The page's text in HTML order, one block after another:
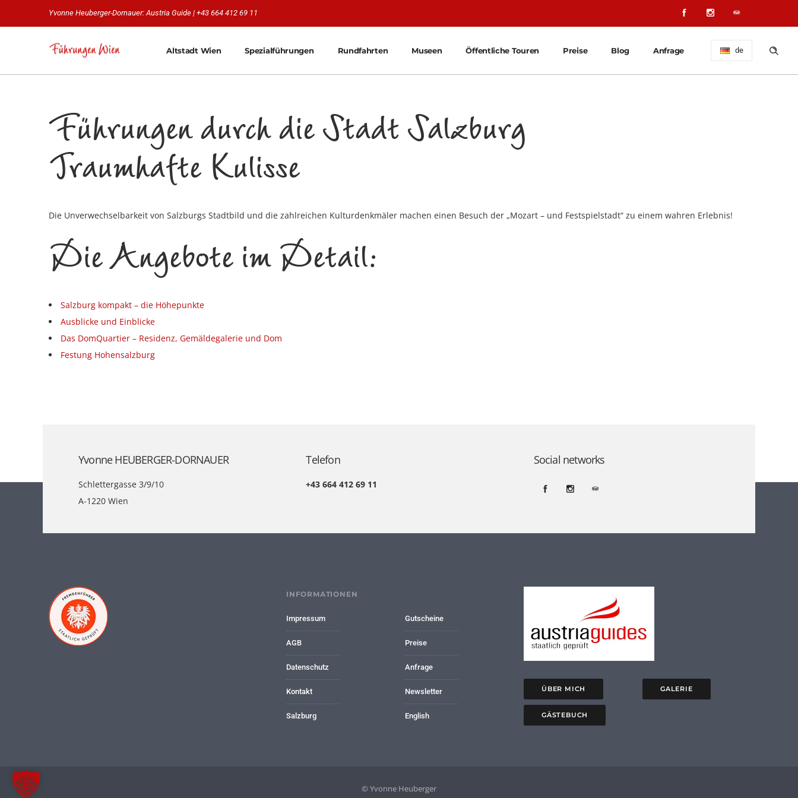
Yvonne Heuberger-Dornauer: Austria Guide | +43 664 412 69 11
de
Altstadt Wien Spezialführungen Rundfahrten Museen Öffentliche Touren Preise Blog Anfrage
Führungen durch die Stadt Salzburg
Traumhafte Kulisse
Die Unverwechselbarkeit von Salzburgs Stadtbild und die zahlreichen Kulturdenkmäler machen einen Besuch der „Mozart – und Festspielstadt“ zu einem wahren Erlebnis!
Die Angebote im Detail:
Salzburg kompakt – die Höhepunkte
Ausblicke und Einblicke
Das DomQuartier – Residenz, Gemäldegalerie und Dom
Festung Hohensalzburg
Yvonne HEUBERGER-DORNAUER
Schlettergasse 3/9/10
A-1220 Wien
Telefon
+43 664 412 69 11
Social networks
INFORMATIONEN
Impressum
AGB
Datenschutz
Kontakt
Salzburg
Gutscheine
Preise
Anfrage
Newsletter
English
ÜBER MICH GALERIE
GÄSTEBUCH
© Yvonne Heuberger